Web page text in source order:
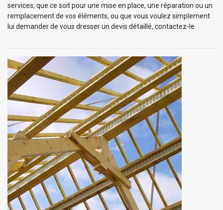
services, que ce soit pour une mise en place, une réparation ou un
remplacement de vos éléments, ou que vous voulez simplement
lui demander de vous dresser un devis détaillé, contactez-le.